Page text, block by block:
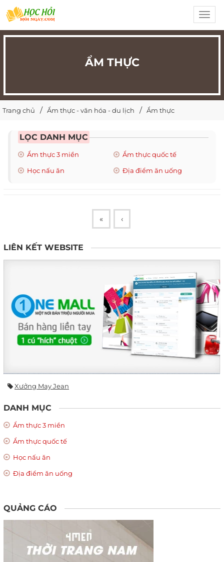
ẨM THỰC
Trang chủ Ẩm thực - văn hóa - du lịch Ẩm thực
LỌC DANH MỤC
Ẩm thực 3 miền
Ẩm thực quốc tế
Học nấu ăn
Địa điểm ăn uống
« ‹
LIÊN KẾT WEBSITE
Xưởng May Jean
DANH MỤC
Ẩm thực 3 miền
Ẩm thực quốc tế
Học nấu ăn
Địa điểm ăn uống
QUẢNG CÁO